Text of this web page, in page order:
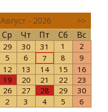
Август - 2026
>>
Ср Чт Пт Сб Вс
29 30 31 1
2
5 6 7 8
9
12 13 14 15
16
19 20 21 22
23
26 27 28 29
30
2 3 4 5 6